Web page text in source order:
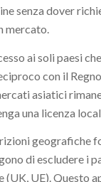
senza dover
mercato.
ai soli paesi
con il
asiatici
una licenza
geografiche
di escludere i
(UK, UE). Questo